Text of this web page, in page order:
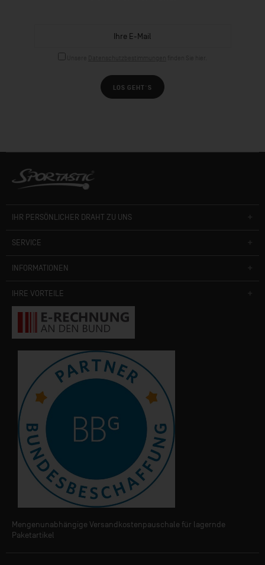
LOS GEHT´S
IHR PERSÖNLICHER DRAHT ZU UNS
SERVICE
INFORMATIONEN
IHRE VORTEILE
Mengenunabhängige Versandkostenpauschale für lagernde
Paketartikel